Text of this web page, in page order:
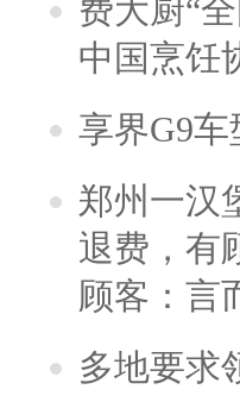
费大厨“
中国烹饪
享界G9
郑州一汉
退费，有
顾客：言
多地要求